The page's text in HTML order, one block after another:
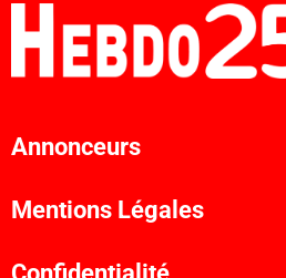
Annonceurs
Mentions Légales